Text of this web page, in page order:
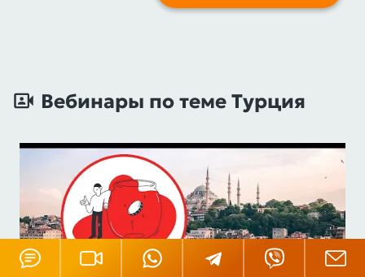
Вебинары по теме Турция